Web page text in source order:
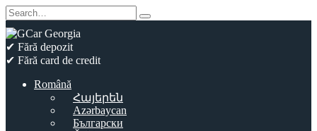
Skip
to
content
Search
for:
✔ Fără depozit
✔ Fără card de credit
Română
Հայերեն
Azərbaycan
Български